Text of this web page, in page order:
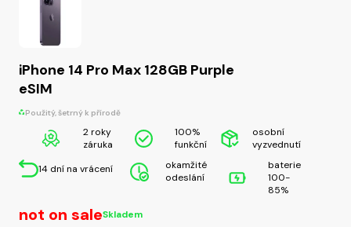
iPhone 14 Pro Max 128GB Purple
eSIM
Použitý, šetrný k přírodě
2 roky
záruka
100%
funkční
osobní
vyzvednutí
14 dní na vrácení
okamžité
odeslání
baterie
100-
85%
not on saleSkladem